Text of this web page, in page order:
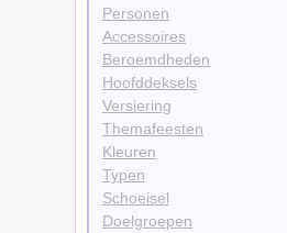
Personen
Accessoires
Beroemdheden
Hoofddeksels
Versiering
Themafeesten
Kleuren
Typen
Schoeisel
Doelgroepen